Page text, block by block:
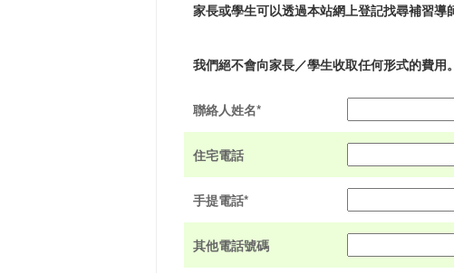
家長或學生可以透過本站網上登記找尋補習導
我們絕不會向家長／學生收取任何形式的費用。
聯絡人姓名*
住宅電話
手提電話*
其他電話號碼